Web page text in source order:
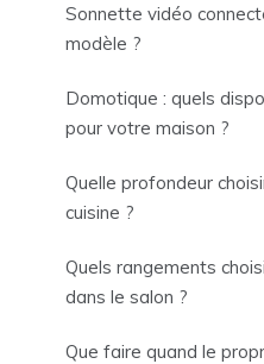
Sonnette vidéo
modèle ?
Domotique : quels
pour votre maison ?
Quelle profondeur
cuisine ?
Quels rangements
dans le salon ?
Que faire quand le